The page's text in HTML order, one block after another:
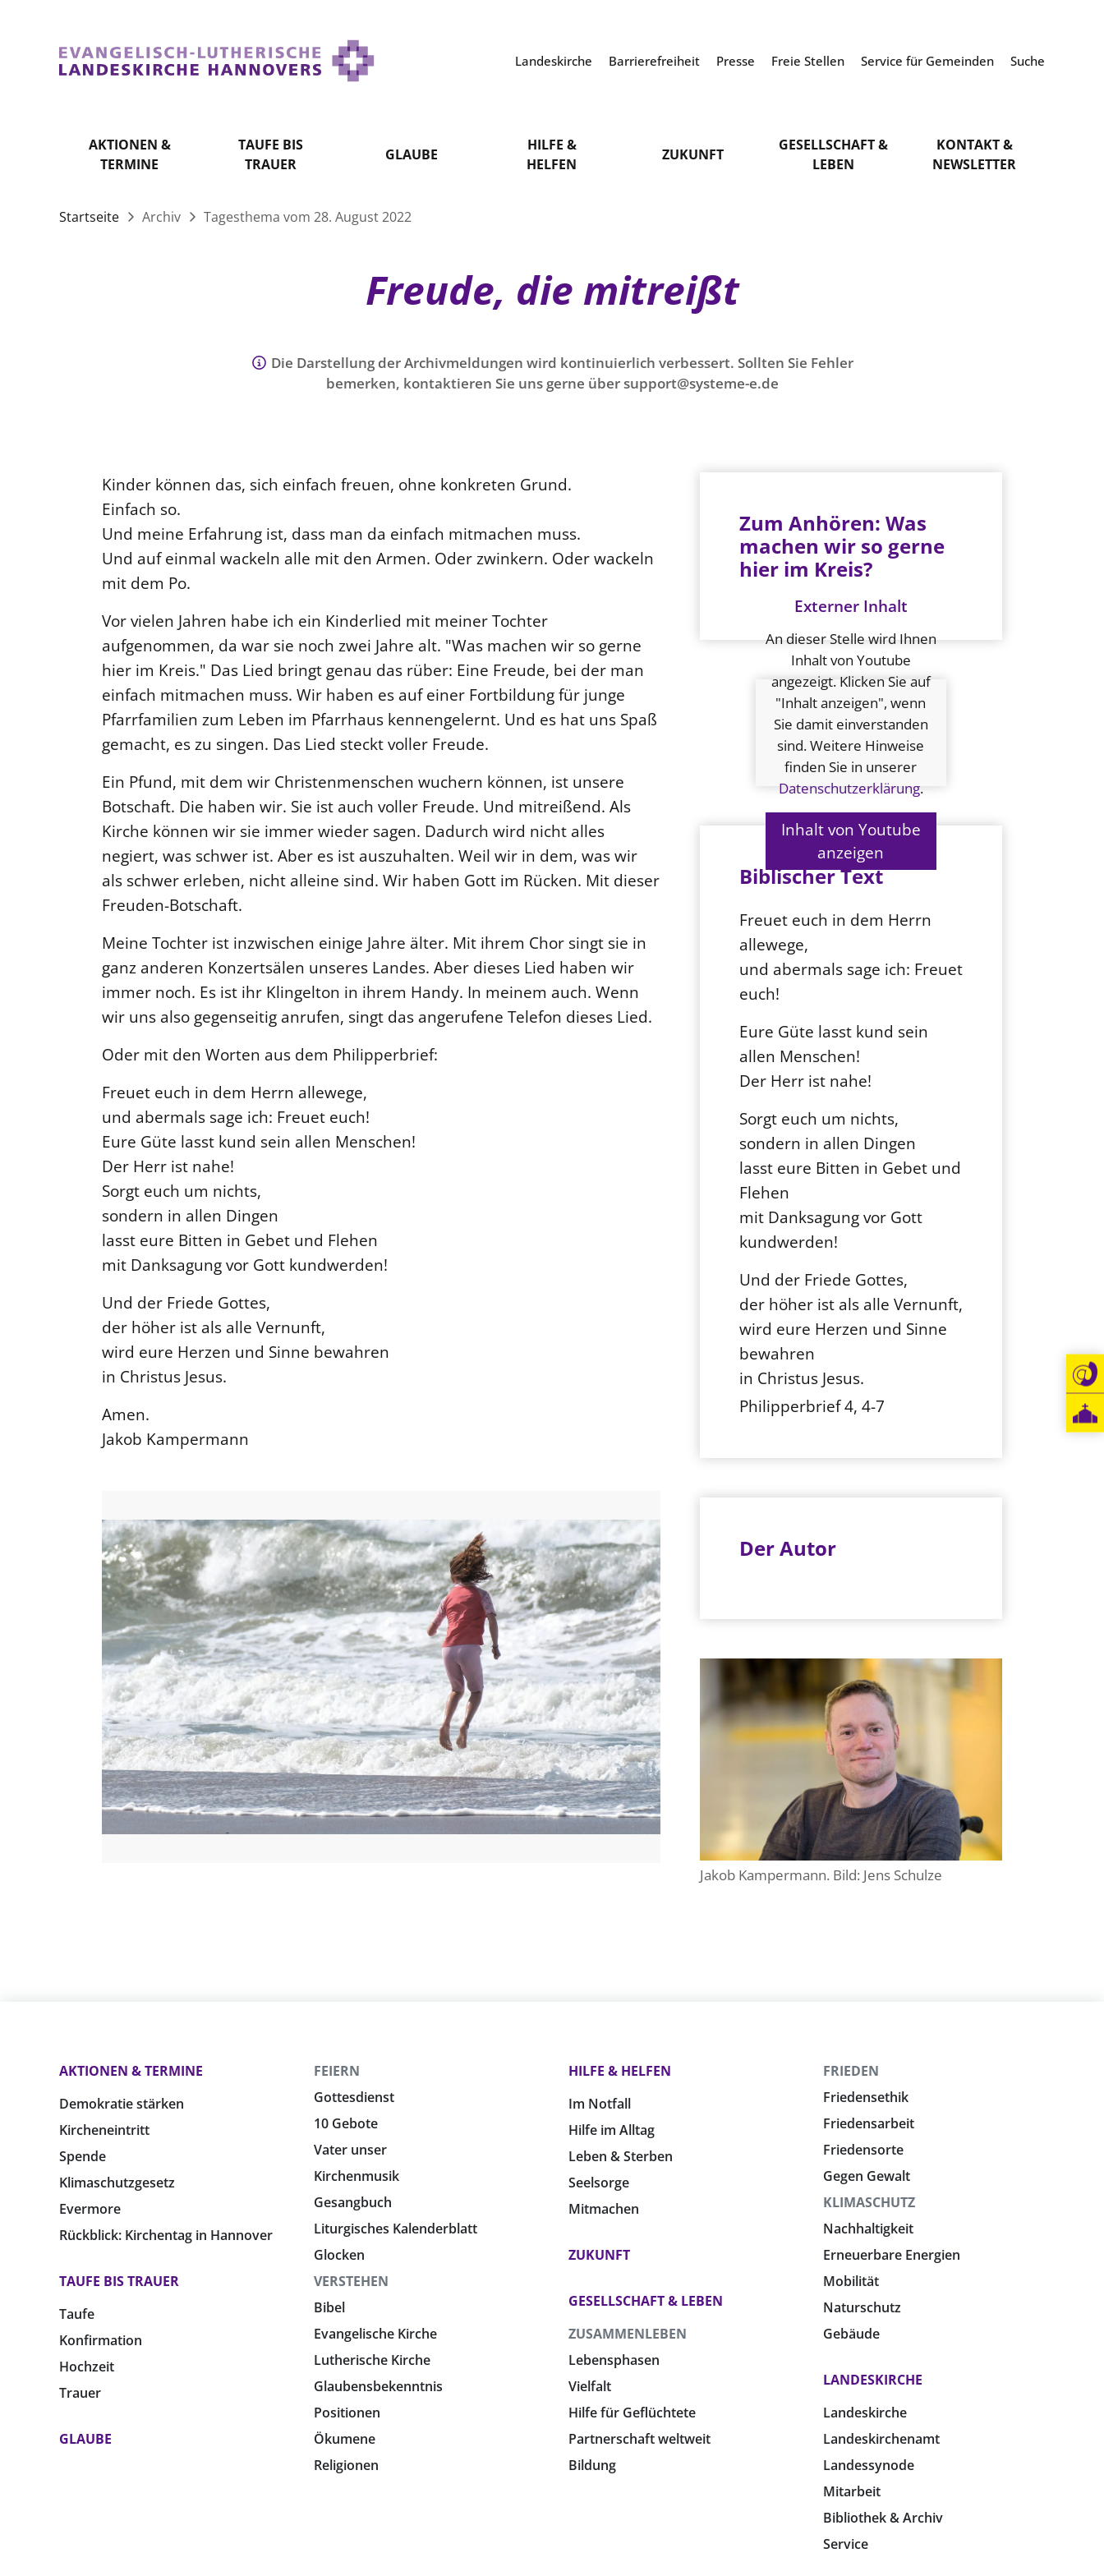
Landeskirche Barrierefreiheit Presse Freie Stellen Service für Gemeinden Suche
AKTIONEN &
TERMINE
TAUFE BIS
TRAUER
GLAUBE
HILFE &
HELFEN
ZUKUNFT
GESELLSCHAFT &
LEBEN
KONTAKT &
NEWSLETTER
Startseite Archiv Tagesthema vom 28. August 2022
Freude, die mitreißt
Die Darstellung der Archivmeldungen wird kontinuierlich verbessert. Sollten Sie Fehler
bemerken, kontaktieren Sie uns gerne über support@systeme-e.de
Kinder können das, sich einfach freuen, ohne konkreten Grund.
Einfach so.
Und meine Erfahrung ist, dass man da einfach mitmachen muss.
Und auf einmal wackeln alle mit den Armen. Oder zwinkern. Oder wackeln
mit dem Po.
Vor vielen Jahren habe ich ein Kinderlied mit meiner Tochter
aufgenommen, da war sie noch zwei Jahre alt. "Was machen wir so gerne
hier im Kreis." Das Lied bringt genau das rüber: Eine Freude, bei der man
einfach mitmachen muss. Wir haben es auf einer Fortbildung für junge
Pfarrfamilien zum Leben im Pfarrhaus kennengelernt. Und es hat uns Spaß
gemacht, es zu singen. Das Lied steckt voller Freude.
Ein Pfund, mit dem wir Christenmenschen wuchern können, ist unsere
Botschaft. Die haben wir. Sie ist auch voller Freude. Und mitreißend. Als
Kirche können wir sie immer wieder sagen. Dadurch wird nicht alles
negiert, was schwer ist. Aber es ist auszuhalten. Weil wir in dem, was wir
als schwer erleben, nicht alleine sind. Wir haben Gott im Rücken. Mit dieser
Freuden-Botschaft.
Meine Tochter ist inzwischen einige Jahre älter. Mit ihrem Chor singt sie in
ganz anderen Konzertsälen unseres Landes. Aber dieses Lied haben wir
immer noch. Es ist ihr Klingelton in ihrem Handy. In meinem auch. Wenn
wir uns also gegenseitig anrufen, singt das angerufene Telefon dieses Lied.
Oder mit den Worten aus dem Philipperbrief:
Freuet euch in dem Herrn allewege,
und abermals sage ich: Freuet euch!
Eure Güte lasst kund sein allen Menschen!
Der Herr ist nahe!
Sorgt euch um nichts,
sondern in allen Dingen
lasst eure Bitten in Gebet und Flehen
mit Danksagung vor Gott kundwerden!
Und der Friede Gottes,
der höher ist als alle Vernunft,
wird eure Herzen und Sinne bewahren
in Christus Jesus.
Amen.
Jakob Kampermann
Zum Anhören: Was
machen wir so gerne
hier im Kreis?
Externer Inhalt
An dieser Stelle wird Ihnen
Inhalt von Youtube
angezeigt. Klicken Sie auf
"Inhalt anzeigen", wenn
Sie damit einverstanden
sind. Weitere Hinweise
finden Sie in unserer
Datenschutzerklärung.
Inhalt von Youtube
anzeigen
Biblischer Text
Freuet euch in dem Herrn
allewege,
und abermals sage ich: Freuet
euch!
Eure Güte lasst kund sein
allen Menschen!
Der Herr ist nahe!
Sorgt euch um nichts,
sondern in allen Dingen
lasst eure Bitten in Gebet und
Flehen
mit Danksagung vor Gott
kundwerden!
Und der Friede Gottes,
der höher ist als alle Vernunft,
wird eure Herzen und Sinne
bewahren
in Christus Jesus.
Philipperbrief 4, 4-7
Der Autor
Jakob Kampermann. Bild: Jens Schulze
AKTIONEN & TERMINE
Demokratie stärken
Kircheneintritt
Spende
Klimaschutzgesetz
Evermore
Rückblick: Kirchentag in Hannover
TAUFE BIS TRAUER
Taufe
Konfirmation
Hochzeit
Trauer
GLAUBE
FEIERN
Gottesdienst
10 Gebote
Vater unser
Kirchenmusik
Gesangbuch
Liturgisches Kalenderblatt
Glocken
VERSTEHEN
Bibel
Evangelische Kirche
Lutherische Kirche
Glaubensbekenntnis
Positionen
Ökumene
Religionen
HILFE & HELFEN
Im Notfall
Hilfe im Alltag
Leben & Sterben
Seelsorge
Mitmachen
ZUKUNFT
GESELLSCHAFT & LEBEN
ZUSAMMENLEBEN
Lebensphasen
Vielfalt
Hilfe für Geflüchtete
Partnerschaft weltweit
Bildung
FRIEDEN
Friedensethik
Friedensarbeit
Friedensorte
Gegen Gewalt
KLIMASCHUTZ
Nachhaltigkeit
Erneuerbare Energien
Mobilität
Naturschutz
Gebäude
LANDESKIRCHE
Landeskirche
Landeskirchenamt
Landessynode
Mitarbeit
Bibliothek & Archiv
Service